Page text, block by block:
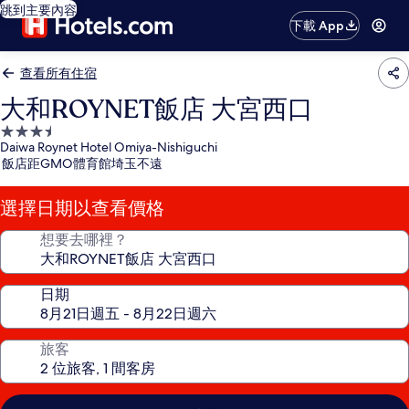
跳到主要內容
下載 App
查看所有住宿
大和ROYNET飯店 大宮西口
3.5
星
級
住
宿
Daiwa Roynet Hotel Omiya-Nishiguchi
飯店距GMO體育館埼玉不遠
選擇日期以查看價格
想要去哪裡？
日期
旅客